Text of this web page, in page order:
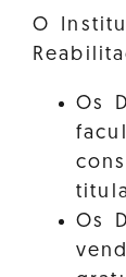
O
Os
Os